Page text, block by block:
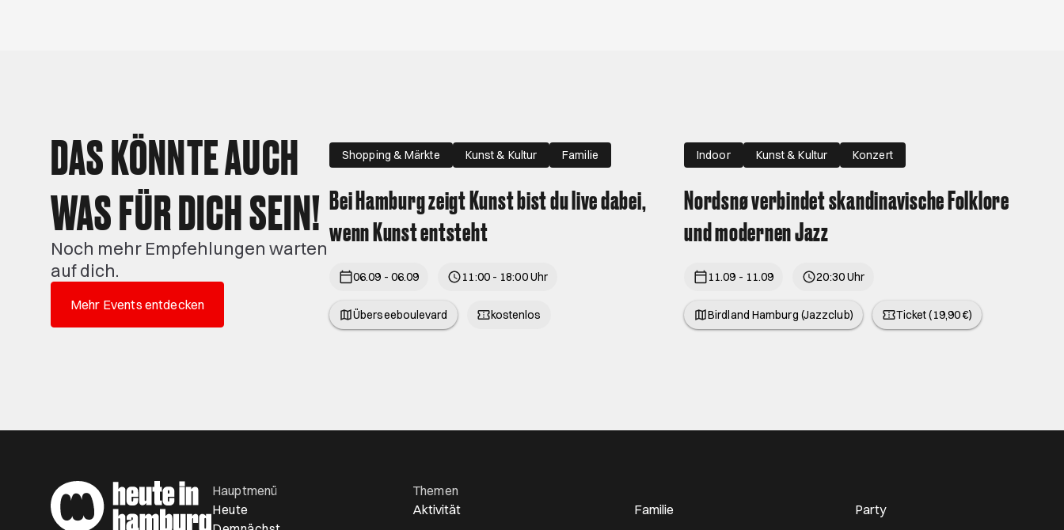
DAS KÖNNTE AUCH
WAS FÜR DICH SEIN!
Noch mehr Empfehlungen warten
auf dich.
Mehr Events entdecken
Shopping & Märkte Kunst & Kultur Familie
Bei Hamburg zeigt Kunst bist du live dabei,
wenn Kunst entsteht
06.09 - 06.09 11:00 - 18:00 Uhr
Überseeboulevard kostenlos
Indoor Kunst & Kultur Konzert
Nordsnø verbindet skandinavische Folklore
und modernen Jazz
11.09 - 11.09 20:30 Uhr
Birdland Hamburg (Jazzclub) Ticket (19,90 €)
Hauptmenü
Heute
Themen
Aktivität
Familie Party